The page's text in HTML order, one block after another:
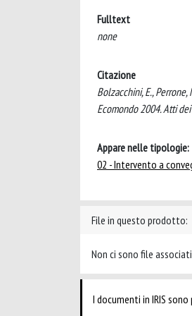
Fulltext
none
Citazione
Bolzacchini, E.,
Ecomondo 2004. Atti
Appare nelle tipologie:
02 - Intervento a
File in questo prodotto:
Non ci sono file
I documenti in IRIS